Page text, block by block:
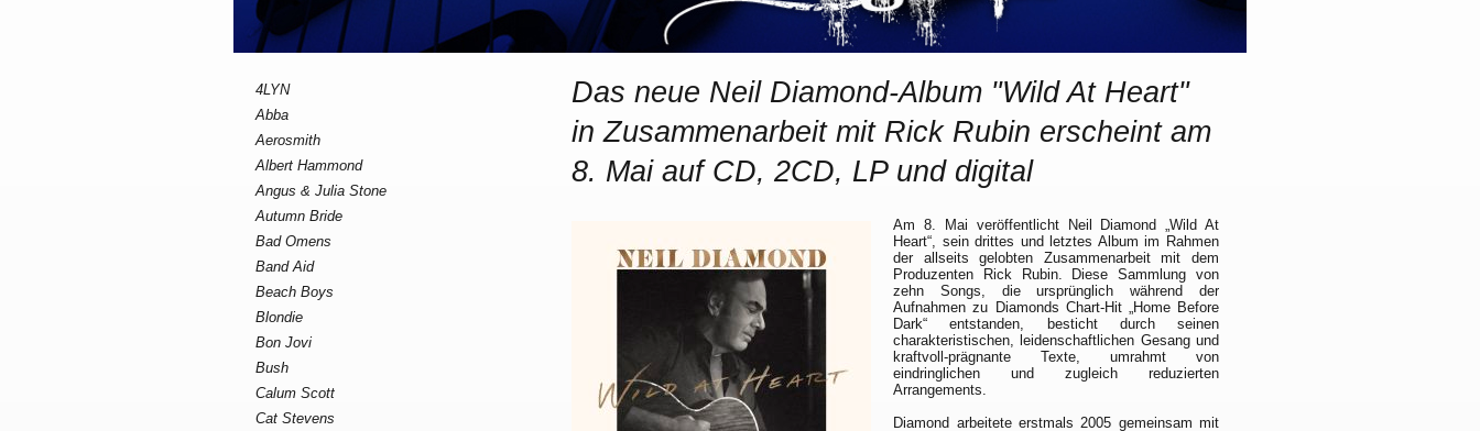
Das neue Neil Diamond-Album "Wild At Heart"
in Zusammenarbeit mit Rick Rubin erscheint am
8. Mai auf CD, 2CD, LP und digital
Am 8. Mai veröffentlicht Neil Diamond „Wild At
Heart“, sein drittes und letztes Album im Rahmen
der allseits gelobten Zusammenarbeit mit dem
Produzenten Rick Rubin. Diese Sammlung von
zehn Songs, die ursprünglich während der
Aufnahmen zu Diamonds Chart-Hit „Home Before
Dark“ entstanden, besticht durch seinen
charakteristischen, leidenschaftlichen Gesang und
kraftvoll-prägnante Texte, umrahmt von
eindringlichen und zugleich reduzierten
Arrangements.
Diamond arbeitete erstmals 2005 gemeinsam mit
4LYN
Abba
Aerosmith
Albert Hammond
Angus & Julia Stone
Autumn Bride
Bad Omens
Band Aid
Beach Boys
Blondie
Bon Jovi
Bush
Calum Scott
Cat Stevens